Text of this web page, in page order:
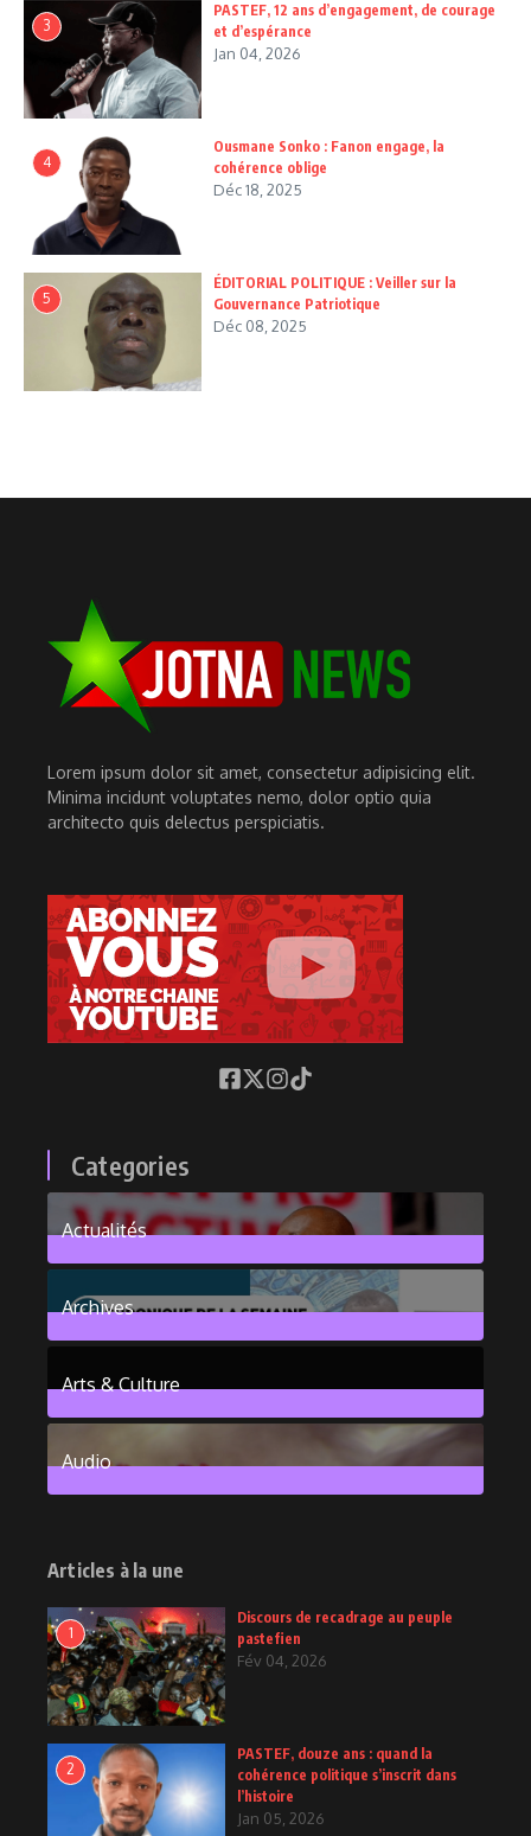
3
PASTEF, 12 ans d’engagement, de courage
et d’espérance
Jan 04, 2026
4
Ousmane Sonko : Fanon engage, la
cohérence oblige
Déc 18, 2025
5
ÉDITORIAL POLITIQUE : Veiller sur la
Gouvernance Patriotique
Déc 08, 2025
Lorem ipsum dolor sit amet, consectetur adipisicing elit.
Minima incidunt voluptates nemo, dolor optio quia
architecto quis delectus perspiciatis.
Categories
Actualités
376Posts
Archives
Arts & Culture
6Posts
Audio
Articles à la une
1
Discours de recadrage au peuple
pastefien
Fév 04, 2026
2
PASTEF, douze ans : quand la
cohérence politique s’inscrit dans
l’histoire
Jan 05, 2026